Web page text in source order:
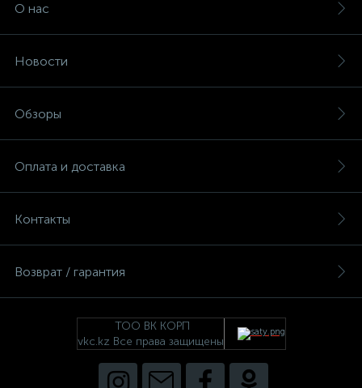
О нас
Новости
Обзоры
Оплата и доставка
Контакты
Возврат / гарантия
ТОО ВК КОРП
vkc.kz Все права защищены